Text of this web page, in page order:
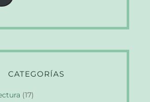
CATEGORÍAS
(17)